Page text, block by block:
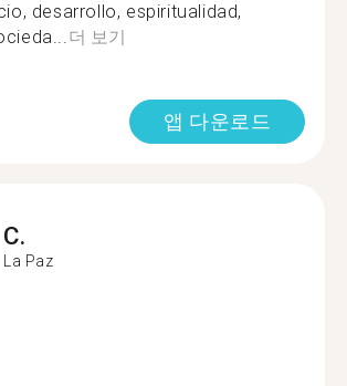
desarrollo, espiritualidad,
더 보기
앱 다운로드
C.
La Paz